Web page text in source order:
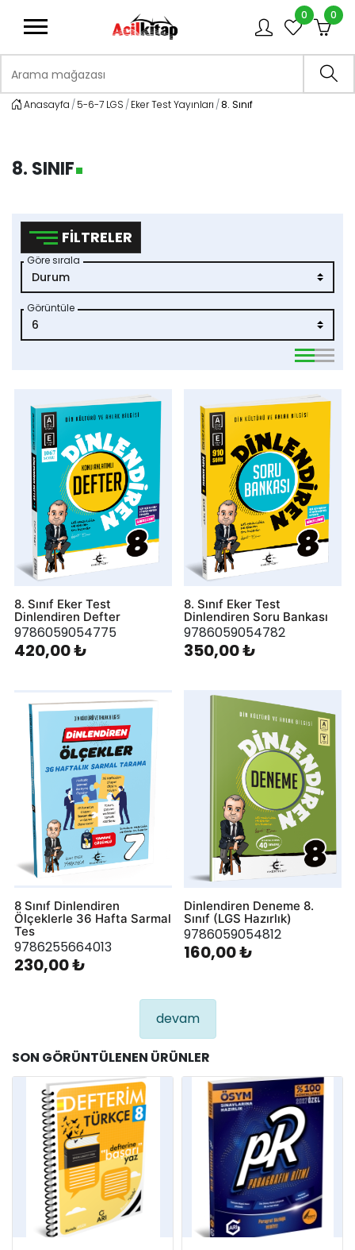
0 0
Anasayfa 5-6-7 LGS Eker Test Yayınları 8. Sınıf
8. SINIF
FILTRELER
Göre sırala
Görüntüle
8. Sınıf Eker Test
Dinlendiren Defter
9786059054775
420,00 ₺
8. Sınıf Eker Test
Dinlendiren Soru Bankası
9786059054782
350,00 ₺
8 Sınıf Dinlendiren
Ölçeklerle 36 Hafta Sarmal
Tes
9786255664013
230,00 ₺
Dinlendiren Deneme 8.
Sınıf (LGS Hazırlık)
9786059054812
160,00 ₺
devam
SON GÖRÜNTÜLENEN ÜRÜNLER